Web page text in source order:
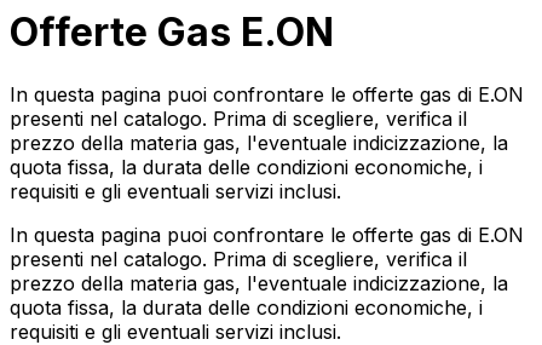
Offerte Gas E.ON
In questa pagina puoi confrontare le offerte gas di E.ON
presenti nel catalogo. Prima di scegliere, verifica il
prezzo della materia gas, l'eventuale indicizzazione, la
quota fissa, la durata delle condizioni economiche, i
requisiti e gli eventuali servizi inclusi.
In questa pagina puoi confrontare le offerte gas di E.ON
presenti nel catalogo. Prima di scegliere, verifica il
prezzo della materia gas, l'eventuale indicizzazione, la
quota fissa, la durata delle condizioni economiche, i
requisiti e gli eventuali servizi inclusi.